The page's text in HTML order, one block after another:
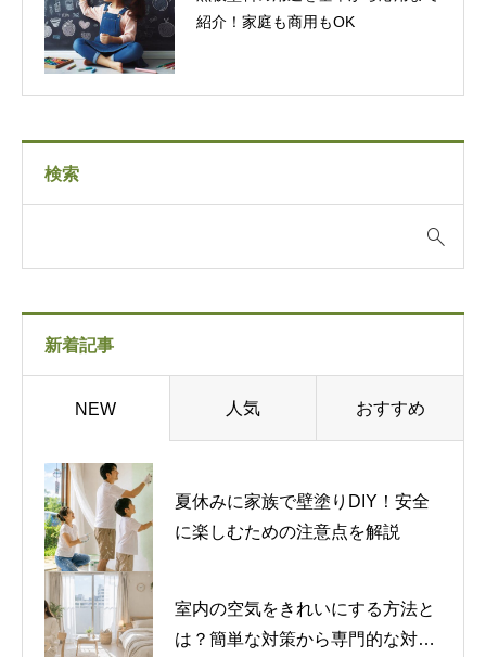
紹介！家庭も商用もOK
検索
新着記事
NEW 人気 おすすめ
夏休みに家族で壁塗りDIY！安全
に楽しむための注意点を解説
室内の空気をきれいにする方法と
は？簡単な対策から専門的な対策